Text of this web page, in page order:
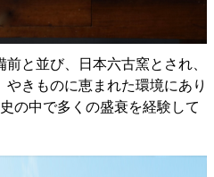
と並び、日本六古窯とされ、
きものに恵まれた環境にあり
の中で多くの盛衰を経験して